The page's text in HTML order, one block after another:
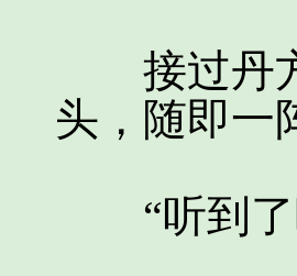
接过丹方
头，随即一
“听到了